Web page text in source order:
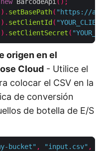
setBasePath( "https://
setClientId (
setClientSecret (
origen en el
Cloud - Utilice el
colocar el CSV en la
de conversión
de botella de E/S
bucket" , "input.csv" ,